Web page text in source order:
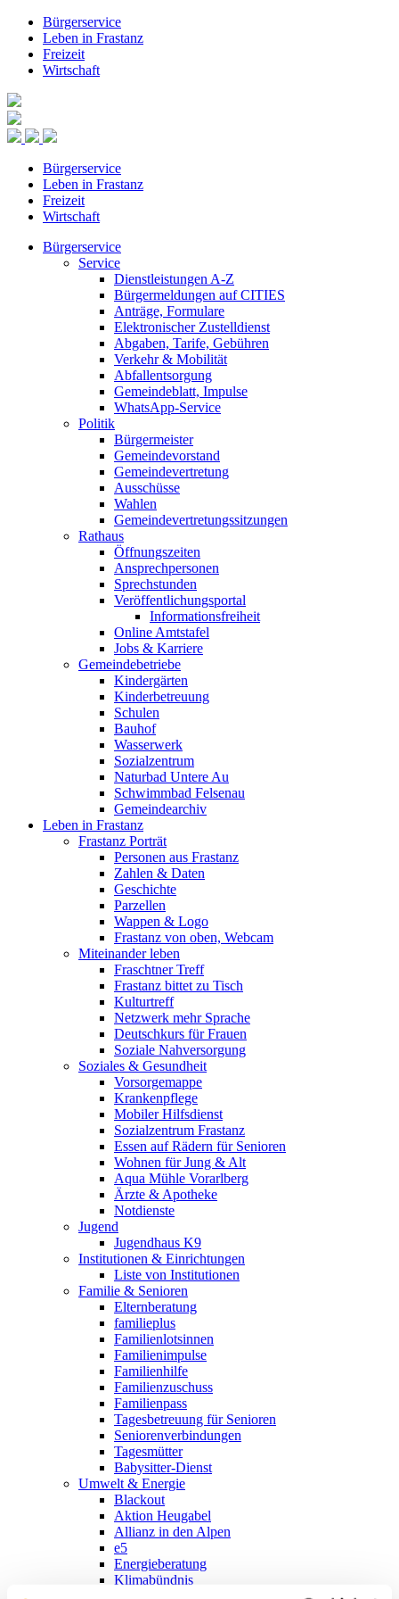
Bürgerservice
Leben in Frastanz
Freizeit
Wirtschaft
Bürgerservice
Leben in Frastanz
Freizeit
Wirtschaft
Bürgerservice
Service
Dienstleistungen A-Z
Bürgermeldungen auf CITIES
Anträge, Formulare
Elektronischer Zustelldienst
Abgaben, Tarife, Gebühren
Verkehr & Mobilität
Abfallentsorgung
Gemeindeblatt, Impulse
WhatsApp-Service
Politik
Bürgermeister
Gemeindevorstand
Gemeindevertretung
Ausschüsse
Wahlen
Gemeindevertretungssitzungen
Rathaus
Öffnungszeiten
Ansprechpersonen
Sprechstunden
Veröffentlichungsportal
Informationsfreiheit
Online Amtstafel
Jobs & Karriere
Gemeindebetriebe
Kindergärten
Kinderbetreuung
Schulen
Bauhof
Wasserwerk
Sozialzentrum
Naturbad Untere Au
Schwimmbad Felsenau
Gemeindearchiv
Leben in Frastanz
Frastanz Porträt
Personen aus Frastanz
Zahlen & Daten
Geschichte
Parzellen
Wappen & Logo
Frastanz von oben, Webcam
Miteinander leben
Fraschtner Treff
Frastanz bittet zu Tisch
Kulturtreff
Netzwerk mehr Sprache
Deutschkurs für Frauen
Soziale Nahversorgung
Soziales & Gesundheit
Vorsorgemappe
Krankenpflege
Mobiler Hilfsdienst
Sozialzentrum Frastanz
Essen auf Rädern für Senioren
Wohnen für Jung & Alt
Aqua Mühle Vorarlberg
Ärzte & Apotheke
Notdienste
Jugend
Jugendhaus K9
Institutionen & Einrichtungen
Liste von Institutionen
Familie & Senioren
Elternberatung
familieplus
Familienlotsinnen
Familienimpulse
Familienhilfe
Familienzuschuss
Familienpass
Tagesbetreuung für Senioren
Seniorenverbindungen
Tagesmütter
Babysitter-Dienst
Umwelt & Energie
Blackout
Aktion Heugabel
Allianz in den Alpen
e5
Energieberatung
Klimabündnis